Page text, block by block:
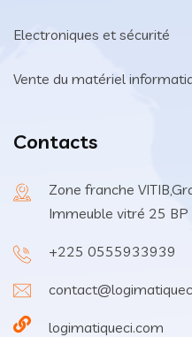
Electroniques et sécurité
Vente du matériel
Contacts
Zone franche
Immeuble vitré 25
+225 0555933939
logimatiqueci.com